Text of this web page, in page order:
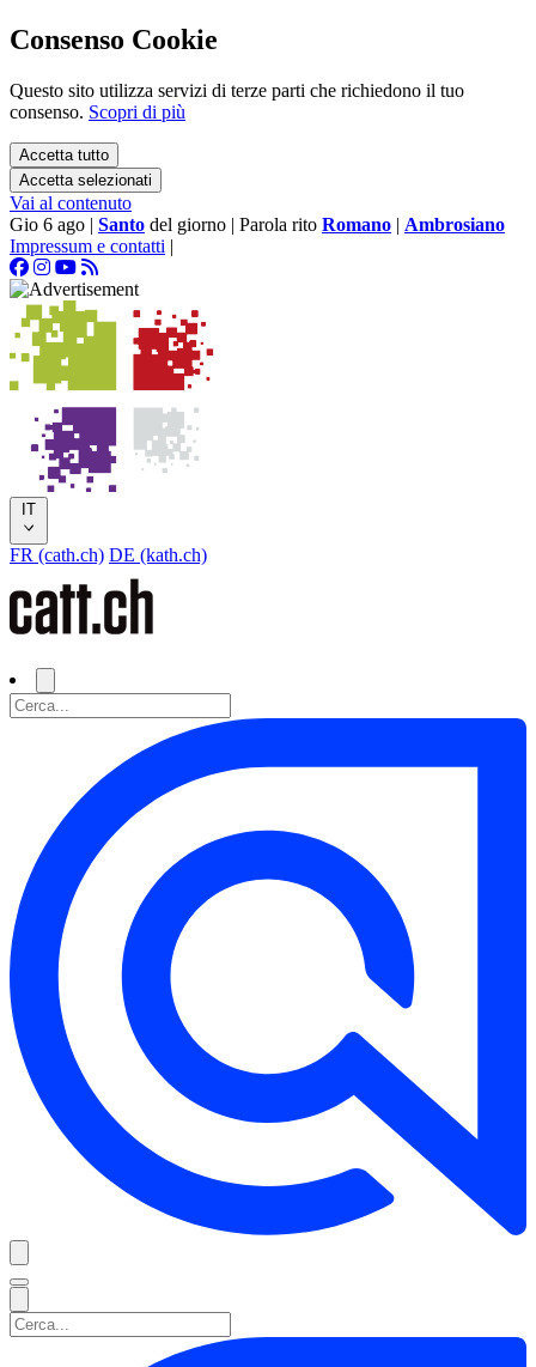
Consenso Cookie
Questo sito utilizza servizi di terze parti che richiedono il tuo
consenso. Scopri di più
Accetta tutto
Accetta selezionati
Vai al contenuto
Gio 6 ago | Santo del giorno | Parola rito Romano | Ambrosiano
Impressum e contatti |
IT
FR (cath.ch) DE (kath.ch)